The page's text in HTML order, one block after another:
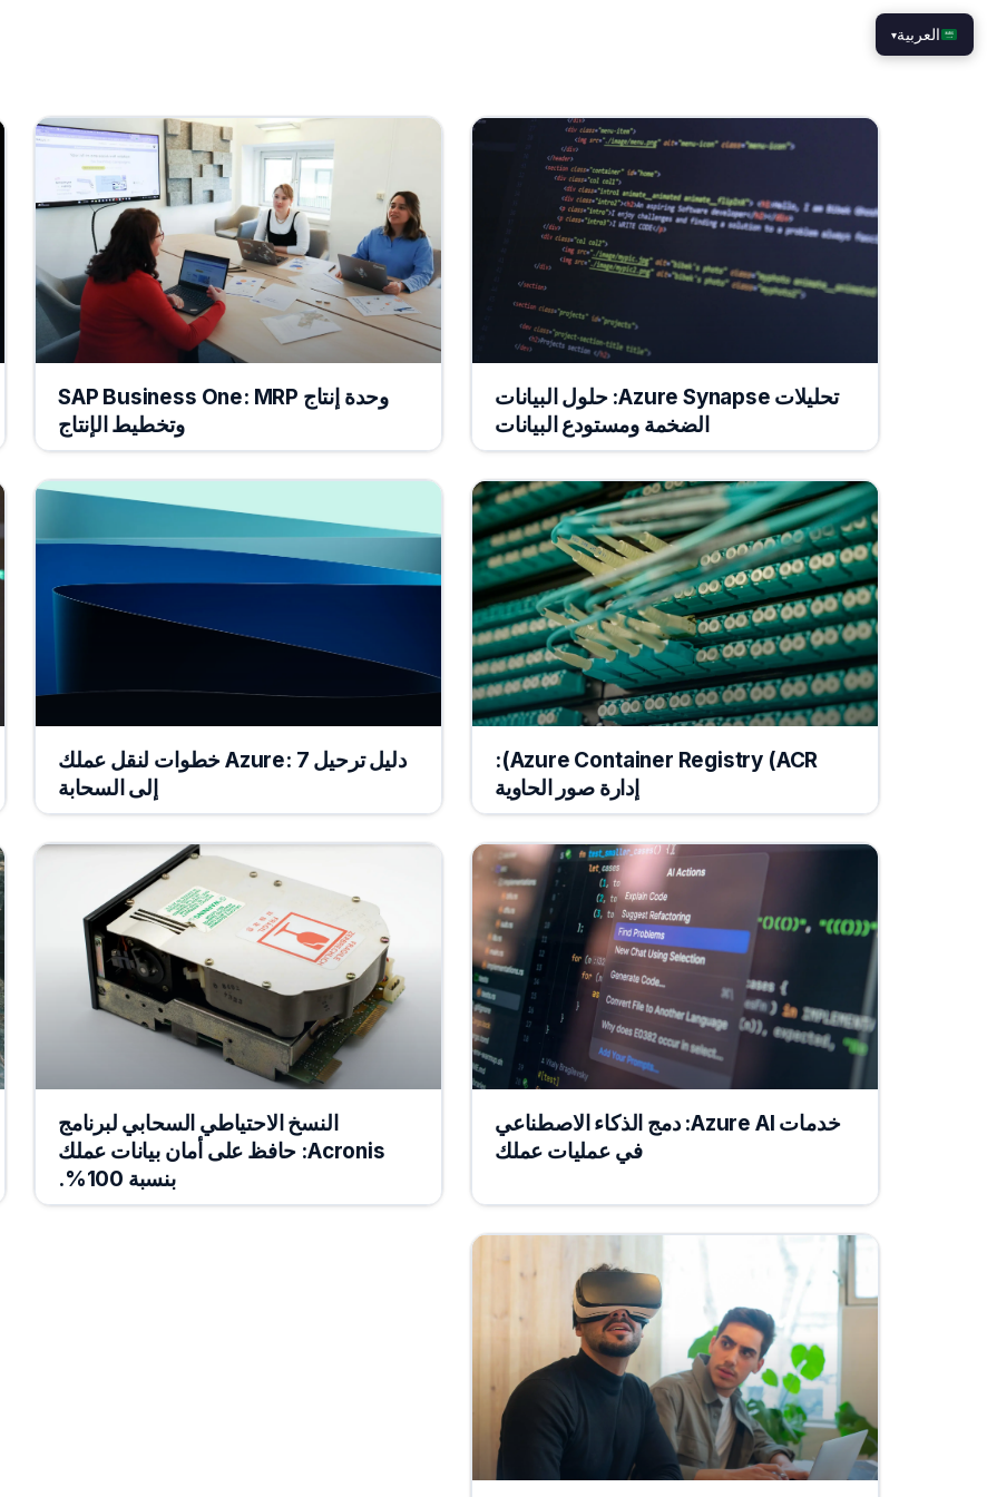
تحليلات Azure Synapse: حلول البيانات
الضخمة ومستودع البيانات
وحدة إنتاج SAP Business One: MRP
وتخطيط الإنتاج
Azure Container Registry (ACR):
إدارة صور الحاوية
دليل ترحيل Azure: 7 خطوات لنقل عملك
إلى السحابة
خدمات Azure AI: دمج الذكاء الاصطناعي
في عمليات عملك
النسخ الاحتياطي السحابي لبرنامج
Acronis: حافظ على أمان بيانات عملك
بنسبة 100%.
العربية▾